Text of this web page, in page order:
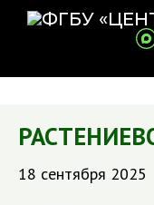
18 сентября 2025